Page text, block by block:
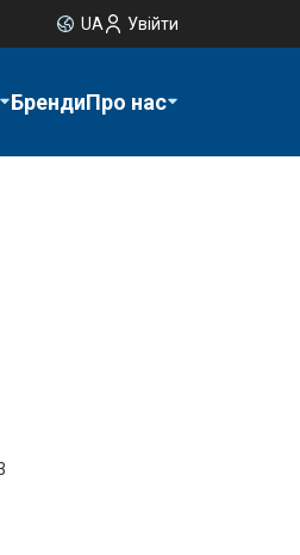
UA Увійти
БрендиПро нас